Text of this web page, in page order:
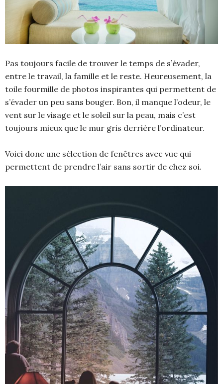
Pas toujours facile de trouver le temps de s’évader,
entre le travail, la famille et le reste. Heureusement, la
toile fourmille de photos inspirantes qui permettent de
s’évader un peu sans bouger. Bon, il manque l’odeur, le
vent sur le visage et le soleil sur la peau, mais c’est
toujours mieux que le mur gris derrière l’ordinateur.
Voici donc une sélection de fenêtres avec vue qui
permettent de prendre l’air sans sortir de chez soi.